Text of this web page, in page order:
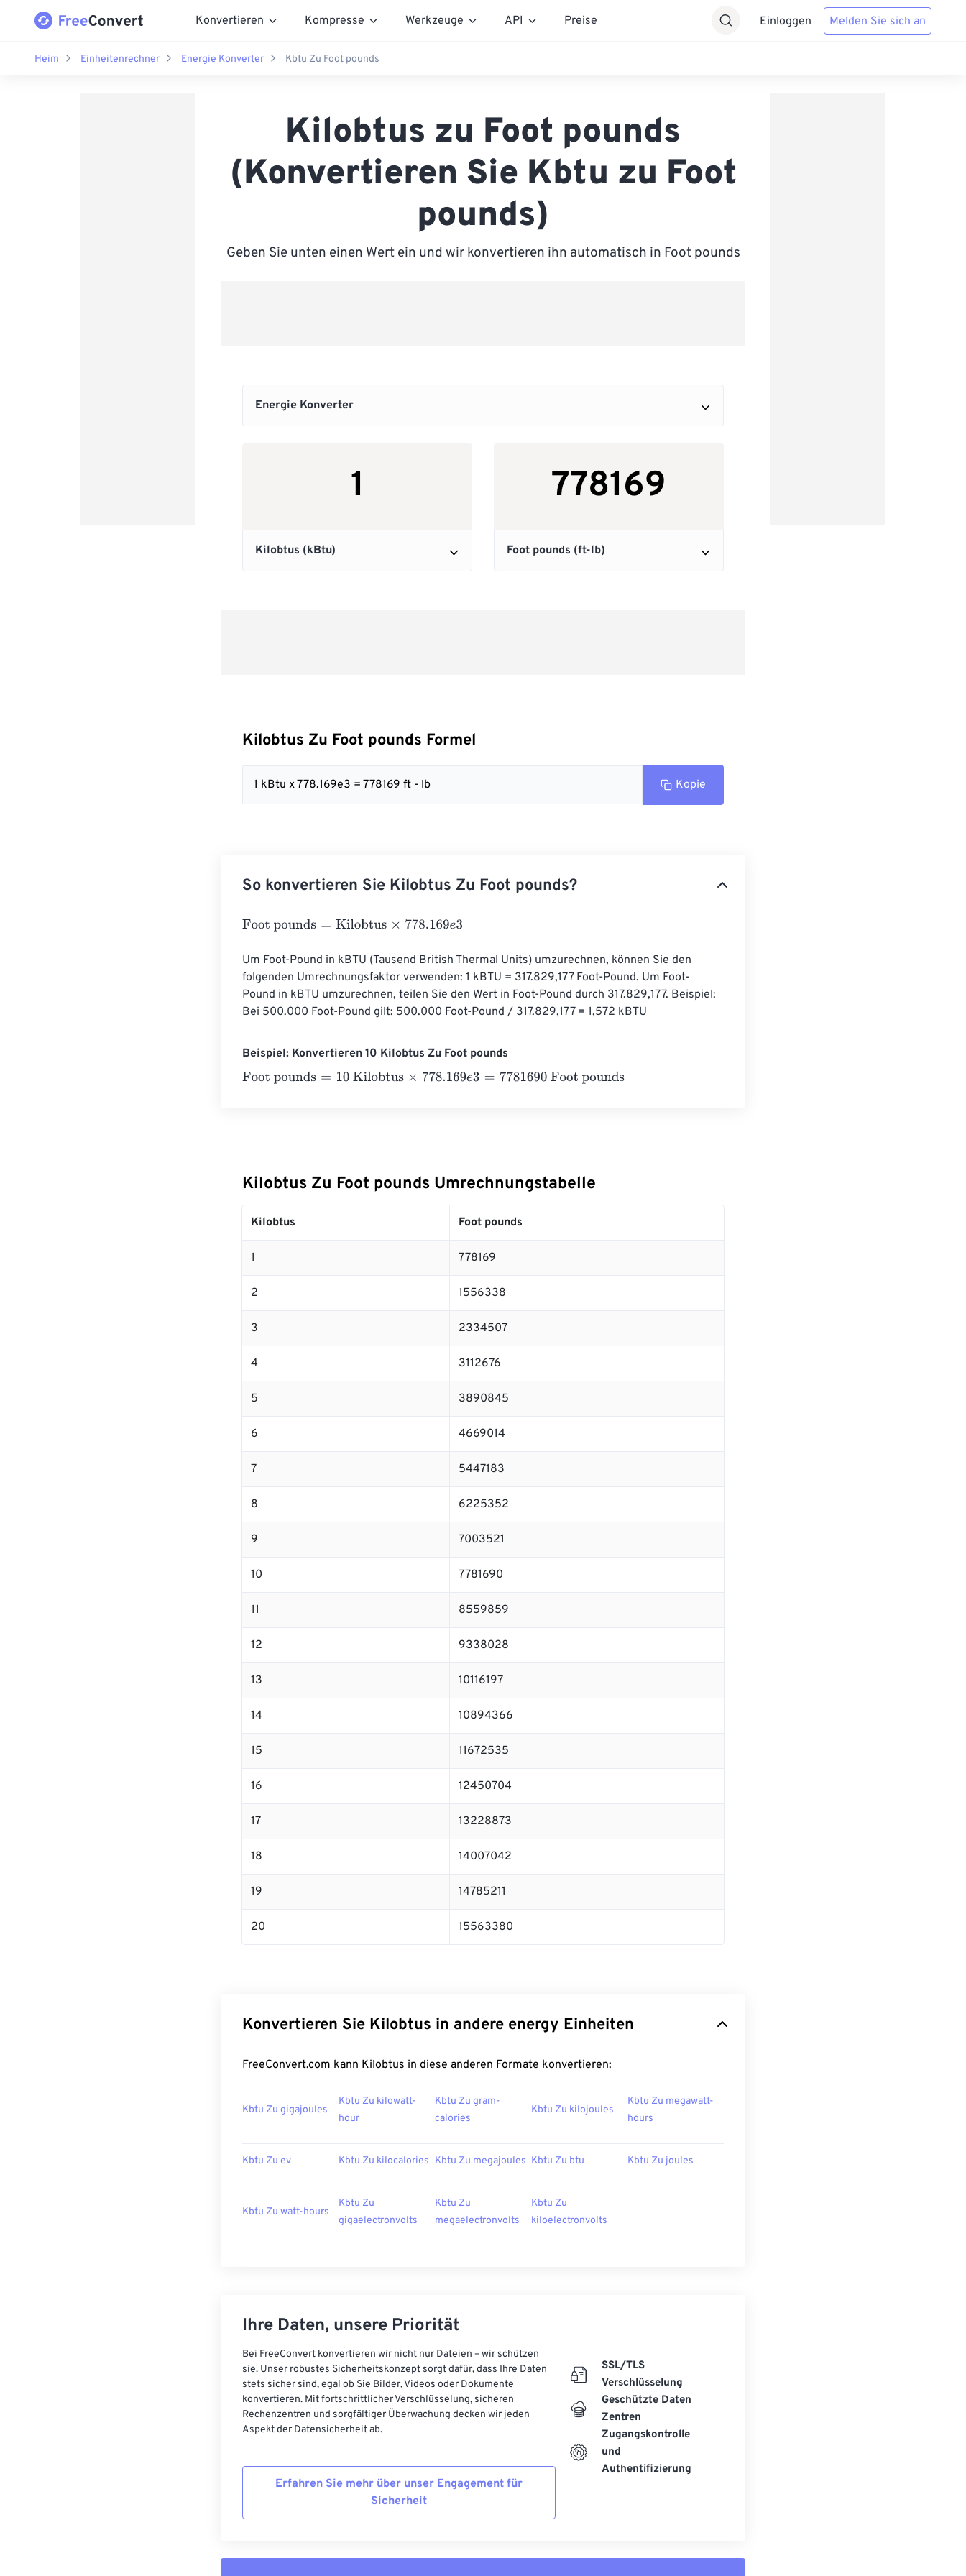
Konvertieren Kompresse Werkzeuge API Preise Einloggen Melden Sie sich an
Heim Einheitenrechner Energie Konverter Kbtu Zu Foot pounds
Kilobtus zu Foot pounds
(Konvertieren Sie Kbtu zu Foot
pounds)
Geben Sie unten einen Wert ein und wir konvertieren ihn automatisch in Foot pounds
Kilobtus Zu Foot pounds Formel
1 kBtu x 778.169e3 = 778169 ft - lb Kopie
So konvertieren Sie Kilobtus Zu Foot pounds?
Foot pounds=Kilobtus×778.169 e3
Um Foot-Pound in kBTU (Tausend British Thermal Units) umzurechnen, können Sie den
folgenden Umrechnungsfaktor verwenden: 1 kBTU = 317.829,177 Foot-Pound. Um Foot-
Pound in kBTU umzurechnen, teilen Sie den Wert in Foot-Pound durch 317.829,177. Beispiel:
Bei 500.000 Foot-Pound gilt: 500.000 Foot-Pound / 317.829,177 = 1,572 kBTU
Beispiel: Konvertieren 10 Kilobtus Zu Foot pounds
Foot pounds=10 Kilobtus×778.169 e3=7781690 Foot pounds
Kilobtus Zu Foot pounds Umrechnungstabelle
Kilobtus Foot pounds
1 778169
2 1556338
3 2334507
4 3112676
5 3890845
6 4669014
7 5447183
8 6225352
9 7003521
10 7781690
11 8559859
12 9338028
13 10116197
14 10894366
15 11672535
16 12450704
17 13228873
18 14007042
19 14785211
20 15563380
Konvertieren Sie Kilobtus in andere energy Einheiten
FreeConvert.com kann Kilobtus in diese anderen Formate konvertieren:
Kbtu Zu gigajoules
Kbtu Zu kilowatt-
hour
Kbtu Zu gram-
calories
Kbtu Zu kilojoules
Kbtu Zu megawatt-
hours
Kbtu Zu ev Kbtu Zu kilocalories Kbtu Zu megajoules Kbtu Zu btu Kbtu Zu joules
Kbtu Zu watt-hours
Kbtu Zu
gigaelectronvolts
Kbtu Zu
megaelectronvolts
Kbtu Zu
kiloelectronvolts
Ihre Daten, unsere Priorität
Bei FreeConvert konvertieren wir nicht nur Dateien – wir schützen
sie. Unser robustes Sicherheitskonzept sorgt dafür, dass Ihre Daten
stets sicher sind, egal ob Sie Bilder, Videos oder Dokumente
konvertieren. Mit fortschrittlicher Verschlüsselung, sicheren
Rechenzentren und sorgfältiger Überwachung decken wir jeden
Aspekt der Datensicherheit ab.
Erfahren Sie mehr über unser Engagement für
Sicherheit
SSL/TLS
Verschlüsselung
Geschützte Daten
Zentren
Zugangskontrolle
und
Authentifizierung